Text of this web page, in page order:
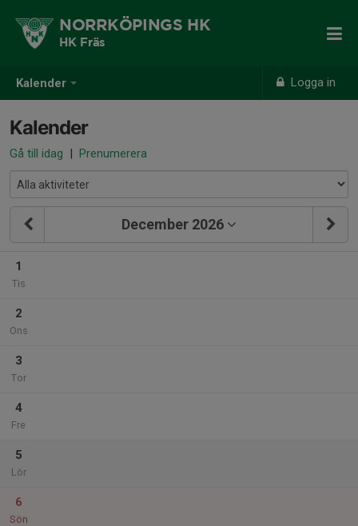
Kalender Logga in
NORRKÖPINGS HK
HK Fräs
Kalender
Gå till idag | Prenumerera
December 2026
1
Tis
2
Ons
3
Tor
4
Fre
5
Lör
6
Sön